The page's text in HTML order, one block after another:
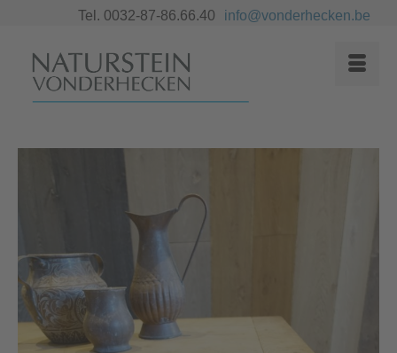
Tel. 0032-87-86.66.40 info@vonderhecken.be